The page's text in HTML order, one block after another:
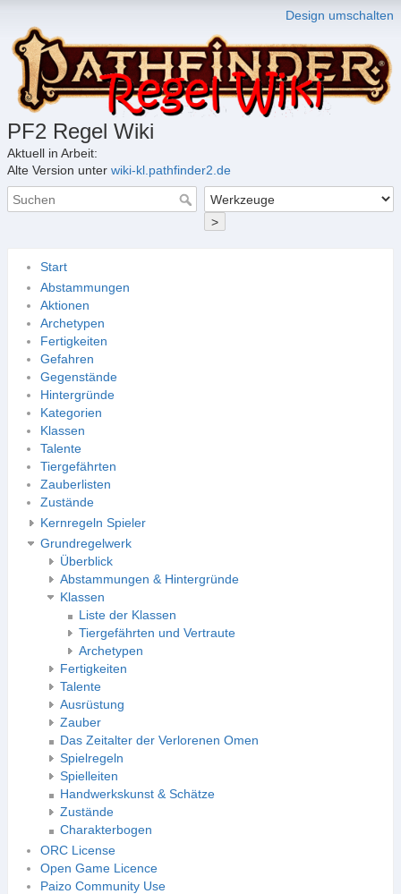
Design umschalten
PF2 Regel Wiki
Aktuell in Arbeit:
Alte Version unter wiki-kl.pathfinder2.de
>
Start
Abstammungen
Aktionen
Archetypen
Fertigkeiten
Gefahren
Gegenstände
Hintergründe
Kategorien
Klassen
Talente
Tiergefährten
Zauberlisten
Zustände
Kernregeln Spieler
Grundregelwerk
Überblick
Abstammungen & Hintergründe
Klassen
Liste der Klassen
Tiergefährten und Vertraute
Archetypen
Fertigkeiten
Talente
Ausrüstung
Zauber
Das Zeitalter der Verlorenen Omen
Spielregeln
Spielleiten
Handwerkskunst & Schätze
Zustände
Charakterbogen
ORC License
Open Game Licence
Paizo Community Use